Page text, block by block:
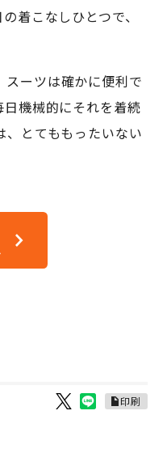
着こなしひとつで、
スーツは確かに便利で
機械的にそれを着続
とてももったいない
印刷